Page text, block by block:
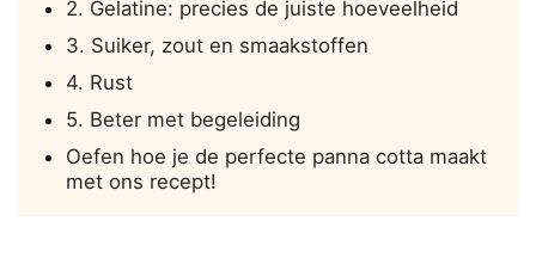
2. Gelatine: precies de juiste hoeveelheid
3. Suiker, zout en smaakstoffen
4. Rust
5. Beter met begeleiding
Oefen hoe je de perfecte panna cotta maakt
met ons recept!